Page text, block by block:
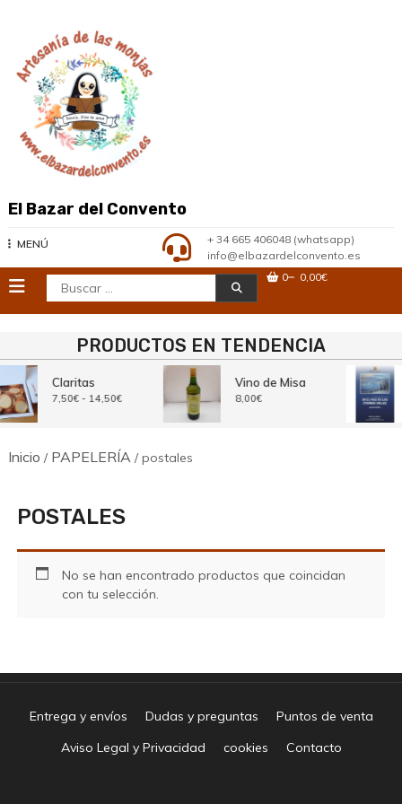
contenido
El Bazar del Convento
MENÚ
+ 34 665 406048 (whatsapp)
info@elbazardelconvento.es
Buscar: 0 0,00€
PRODUCTOS EN TENDENCIA
Claritas
7,50€ - 14,50€Rango
7,50€
hasta
Vino de Misa
8,00€
Inicio / PAPELERÍA/ postales
POSTALES
No se han encontrado productos que coincidan
con tu selección.
Entrega y envíos Dudas y preguntas
Puntos de venta
Aviso Legal y Privacidad
cookies Contacto